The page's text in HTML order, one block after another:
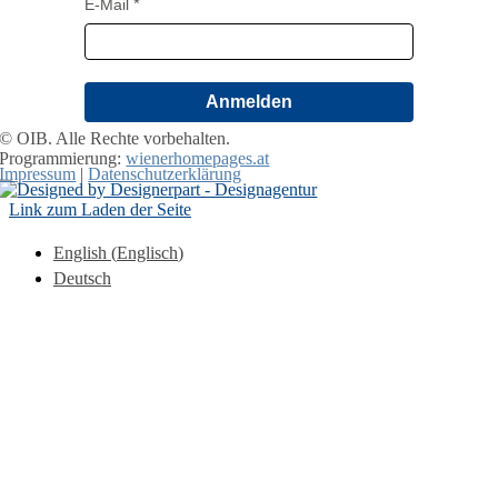
E-Mail
Anmelden
© OIB. Alle Rechte vorbehalten.
Programmierung:wienerhomepages.at
Impressum |Datenschutzerklärung
Link zum Laden der Seite
English (Englisch)
Deutsch